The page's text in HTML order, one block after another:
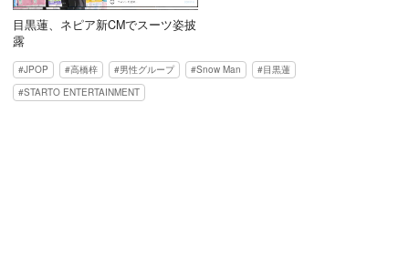
目黒蓮、ネピア新CMでスーツ姿披
露
JPOP 高橋梓 男性グループ Snow Man
目黒蓮
STARTO ENTERTAINMENT